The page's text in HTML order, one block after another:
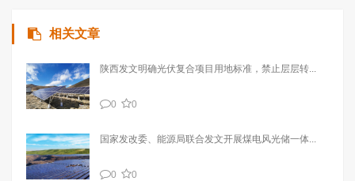
相关文章
陕西发文明确光伏复合项目用地标准，禁止层层转...
0 0
国家发改委、能源局联合发文开展煤电风光储一体...
0 0